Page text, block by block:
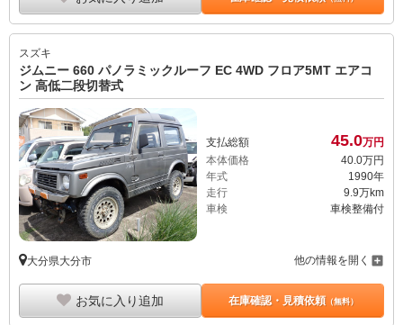
スズキ
ジムニー 660 パノラミックルーフ EC 4WD フロア5MT エアコ
ン 高低二段切替式
支払総額 45.0万円
本体価格
40.0万円
年式
1990年
走行
9.9万km
車検
車検整備付
大分県大分市 他の情報を開く
お気に入り追加 在庫確認・見積依頼（無料）